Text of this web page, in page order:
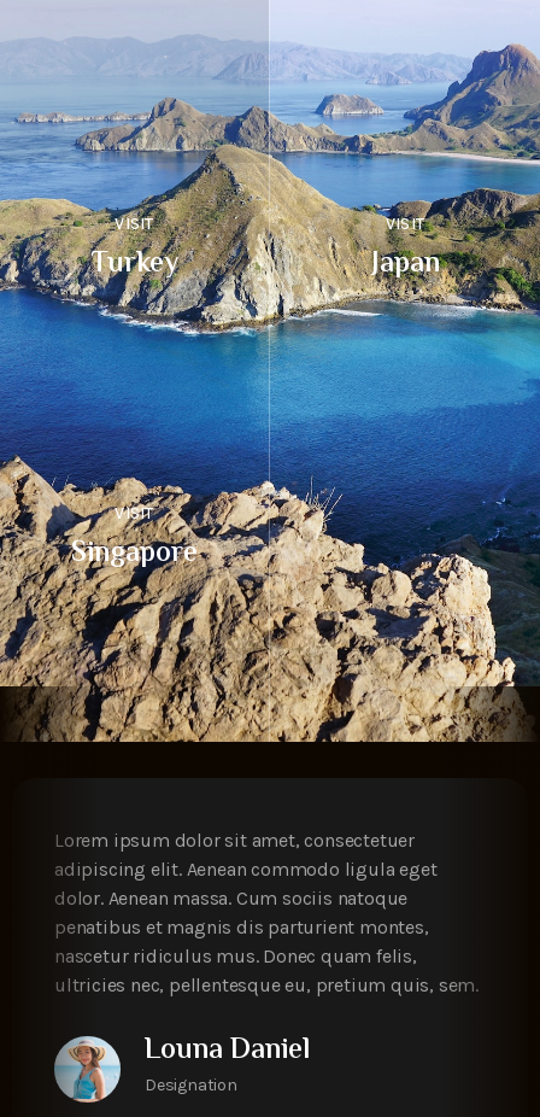
VISIT
Turkey
VISIT
Japan
VISIT
Singapore
Lorem ipsum dolor sit amet, consectetuer
adipiscing elit. Aenean commodo ligula eget
dolor. Aenean massa. Cum sociis natoque
penatibus et magnis dis parturient montes,
nascetur ridiculus mus. Donec quam felis,
ultricies nec, pellentesque eu, pretium quis, sem.
Joe Marshall
Designation